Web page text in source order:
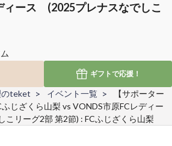
ィース (2025プレナスなでしこ
ギフトで応援！
のteket イベント一覧
【サポーター
じざくら山梨 vs VONDS市原FCレディー
リーグ2部 第2節) : FCふじざくら山梨